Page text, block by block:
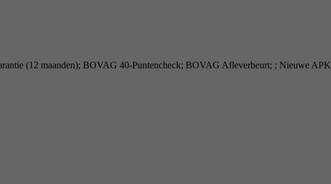
(12 maanden); BOVAG 40-Puntencheck; BOVAG Afleverbeurt; ; Nieuwe APK